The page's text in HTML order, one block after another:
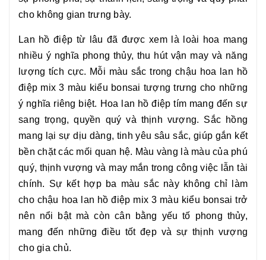
cho không gian trưng bày.
Lan hồ điệp từ lâu đã được xem là loài hoa mang
nhiều ý nghĩa phong thủy, thu hút vận may và năng
lượng tích cực. Mỗi màu sắc trongchậu hoa lan hồ
điệp mix 3 màu kiểu bonsai tượng trưng cho những
ý nghĩa riêng biệt. Hoa lan hồ điệp tím mang đến sự
sang trọng, quyền quý và thịnh vượng. Sắc hồng
mang lại sự dịu dàng, tinh yêu sâu sắc, giúp gắn kết
bền chặt các mối quan hệ. Màu vàng là màu của phú
quý, thịnh vượng và may mắn trong công việc lẫn tài
chính. Sự kết hợp ba màu sắc này không chỉ làm
cho chậu hoa lan hồ điệp mix 3 màu kiểu bonsai trở
nên nổi bật mà còn cân bằng yếu tố phong thủy,
mang đến những điều tốt đẹp và sự thịnh vượng
cho gia chủ.